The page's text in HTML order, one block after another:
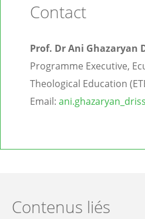
Contact
Prof. Dr Ani Ghazaryan
Programme Executive,
Theological Education
Email:
Contenus liés